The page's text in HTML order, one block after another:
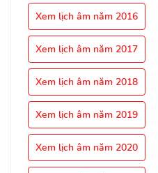
Xem lịch âm năm 2016
Xem lịch âm năm 2017
Xem lịch âm năm 2018
Xem lịch âm năm 2019
Xem lịch âm năm 2020